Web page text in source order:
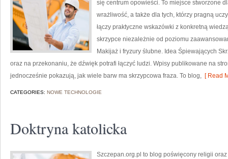
się centrum opowieści. To miejsce stworzone
wrażliwość, a także dla tych, którzy pragną
łączy praktyczne wskazówki z konkretną
skrzypce niezależnie od poziomu
Makijaż i fryzury ślubne. Idea Śpiewających
oraz na przekonaniu, że dźwięk potrafi łączyć ludzi. Wpisy publikowane na
jednocześnie pokazują, jak wiele barw ma skrzypcowa fraza. To blog, [ Read
CATEGORIES: NOWE TECHNOLOGIE
Doktryna katolicka
Szczepan.org.pl to blog poświęcony religii